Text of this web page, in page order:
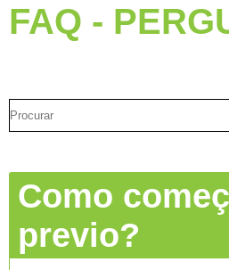
FAQ -
Como
previo?